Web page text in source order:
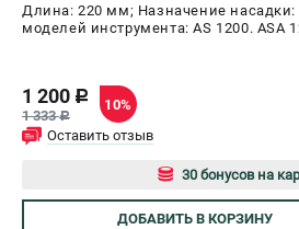
Длина: 220 мм; Назначение
моделей инструмента: AS 1200. ASA
1 200 c
1 333c
10%
Оставить отзыв
30 бонусов на
Авторизуйтесь
ДОБАВИТЬ В КОРЗИНУ